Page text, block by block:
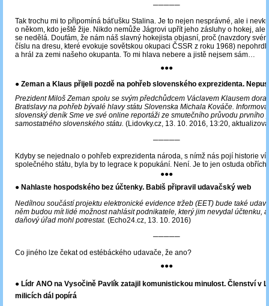
─────
Tak trochu mi to připomíná báťušku Stalina. Je to nejen nesprávné, ale i
o někom, kdo ještě žije. Nikdo nemůže Jágrovi upřít jeho zásluhy o hokej, ale
se nedělá. Doufám, že nám náš slavný hokejista objasní, proč (navzdory
číslu na dresu, které evokuje sovětskou okupaci ČSSR z roku 1968) nepohrdl
a hrál za zemi našeho okupanta. To mi hlava nebere a jistě nejsem sám…
●●●
● Zeman a Klaus přijeli pozdě na pohřeb slovenského exprezidenta.
Prezident Miloš Zeman spolu se svým předchůdcem Václavem Klausem
Bratislavy na pohřeb bývalé hlavy státu Slovenska Michala Kováče.
slovenský deník Sme ve své online reportáži ze smutečního průvodu prvního
samostatného slovenského státu. (Lidovky.cz, 13. 10. 2016, 13:20,
─────
Kdyby se nejednalo o pohřeb exprezidenta národa, s nímž nás pojí historie
společného státu, byla by to legrace k popukání. Není. Je to jen ostuda obřích
●●●
● Nahlaste hospodského bez účtenky. Babiš připravil udavačský web
Nedílnou součástí projektu elektronické evidence tržeb (EET) bude také
něm budou mít lidé možnost nahlásit podnikatele, který jim nevydal účtenku,
daňový úřad mohl potrestat. (Echo24.cz, 13. 10. 2016)
─────
Co jiného lze čekat od estébáckého udavače, že ano?
●●●
● Lídr ANO na Vysočině Pavlík zatajil komunistickou minulost. Členství v
milicích dál popírá